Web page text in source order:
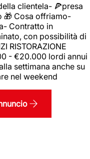
clientela- 🍕presa
🎁 Cosa offriamo-
Contratto in
con possibilità di
RISTORAZIONE
- €20.000 lordi annui
settimana anche su
nel weekend